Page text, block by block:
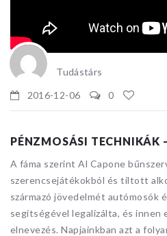
Tudástárs
2016-12-06
0
PÉNZMOSÁSI TECHNIKÁK
A fáma szerint Al Capone
szerencsejátékokból és tiltott
származó jövedelmét autómosók
segítségével legalizálta, és innen
elnevezés. Napjainkban azt a